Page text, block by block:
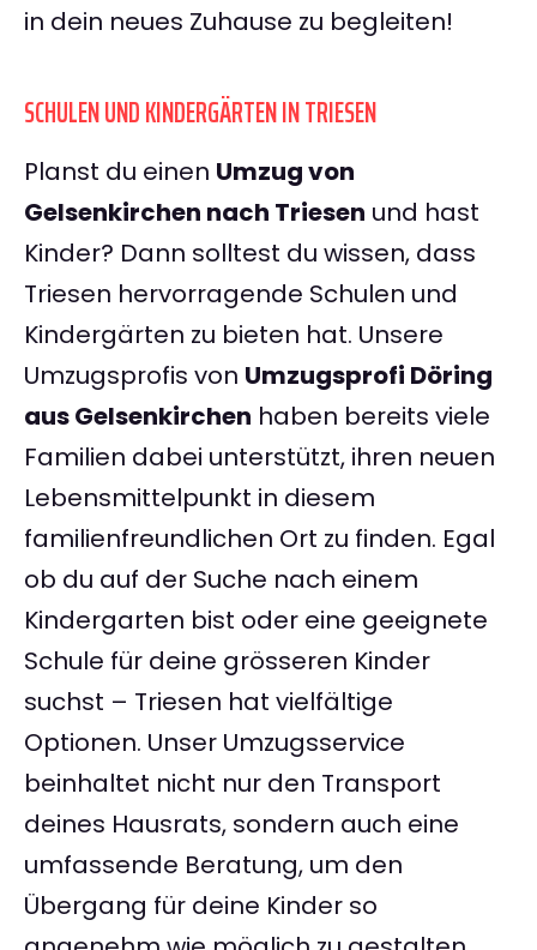
in dein neues Zuhause zu begleiten!
SCHULEN UND KINDERGÄRTEN IN TRIESEN
Planst du einen Umzug von
Gelsenkirchen nach Triesen und hast
Kinder? Dann solltest du wissen, dass
Triesen hervorragende Schulen und
Kindergärten zu bieten hat. Unsere
Umzugsprofis von Umzugsprofi Döring
aus Gelsenkirchen haben bereits viele
Familien dabei unterstützt, ihren neuen
Lebensmittelpunkt in diesem
familienfreundlichen Ort zu finden. Egal
ob du auf der Suche nach einem
Kindergarten bist oder eine geeignete
Schule für deine grösseren Kinder
suchst – Triesen hat vielfältige
Optionen. Unser Umzugsservice
beinhaltet nicht nur den Transport
deines Hausrats, sondern auch eine
umfassende Beratung, um den
Übergang für deine Kinder so